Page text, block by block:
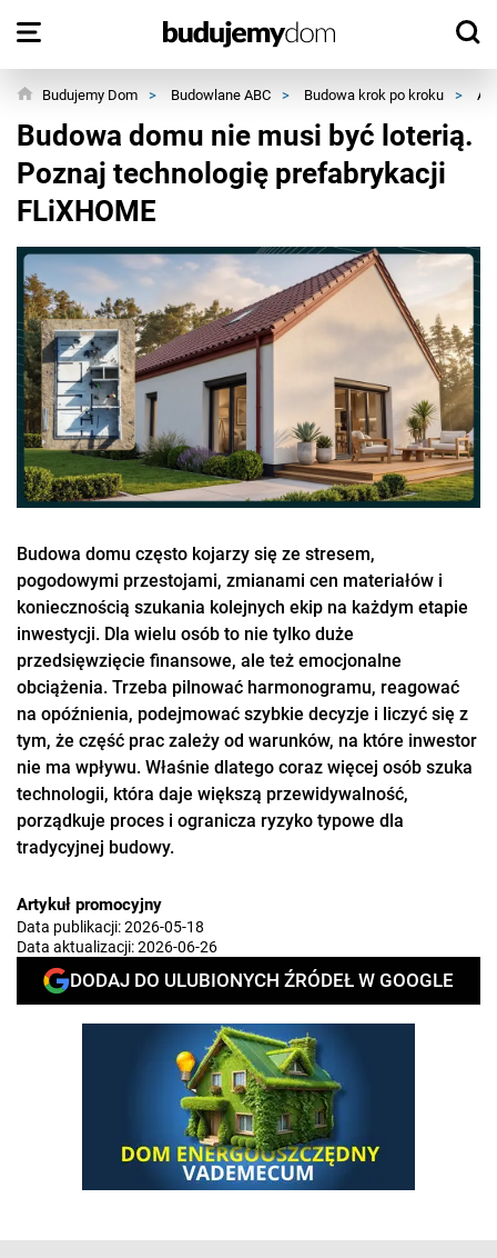
Budujemy Dom > Budowlane ABC > Budowa krok po kroku >
Budowa domu nie musi być loterią.
Poznaj technologię prefabrykacji
FLiXHOME
Budowa domu często kojarzy się ze stresem,
pogodowymi przestojami, zmianami cen materiałów i
koniecznością szukania kolejnych ekip na każdym etapie
inwestycji. Dla wielu osób to nie tylko duże
przedsięwzięcie finansowe, ale też emocjonalne
obciążenia. Trzeba pilnować harmonogramu, reagować
na opóźnienia, podejmować szybkie decyzje i liczyć się z
tym, że część prac zależy od warunków, na które inwestor
nie ma wpływu. Właśnie dlatego coraz więcej osób szuka
technologii, która daje większą przewidywalność,
porządkuje proces i ogranicza ryzyko typowe dla
tradycyjnej budowy.
Artykuł promocyjny
Data publikacji:2026-05-18
Data aktualizacji:2026-06-26
DODAJ DO ULUBIONYCH ŹRÓDEŁ W GOOGLE